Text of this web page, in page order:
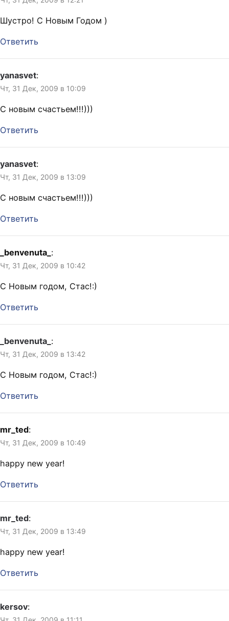
Шустро! С Новым Годом )
Ответить
yanasvet:
Чт, 31 Дек, 2009 в 10:09
С новым счастьем!!!)))
Ответить
yanasvet:
Чт, 31 Дек, 2009 в 13:09
С новым счастьем!!!)))
Ответить
_benvenuta_ :
Чт, 31 Дек, 2009 в 10:42
С Новым годом, Стас!:)
Ответить
_benvenuta_ :
Чт, 31 Дек, 2009 в 13:42
С Новым годом, Стас!:)
Ответить
mr_ted:
Чт, 31 Дек, 2009 в 10:49
happy new year!
Ответить
mr_ted:
Чт, 31 Дек, 2009 в 13:49
happy new year!
Ответить
kersov: